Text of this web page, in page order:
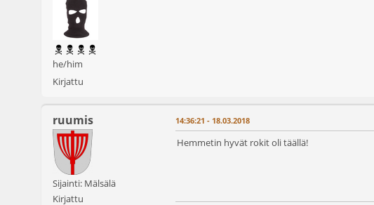
he/him
Kirjattu
ruumis
Sijainti: Mälsälä
Kirjattu
14:36:21 - 18.03.2018
Hemmetin hyvät rokit oli täällä!